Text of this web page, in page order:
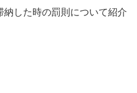
した時の罰則について紹介